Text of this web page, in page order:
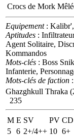
Crocs de Mork
Equipement: Kalibr',
Aptitudes :
Agent Solitaire,
Kommandos
Mots-clés : Boss
Infanterie,
Mots-clés de faction
Ghazghkull Thraka
235
M E SV PV CD
5 6 2+/4++ 10 6+